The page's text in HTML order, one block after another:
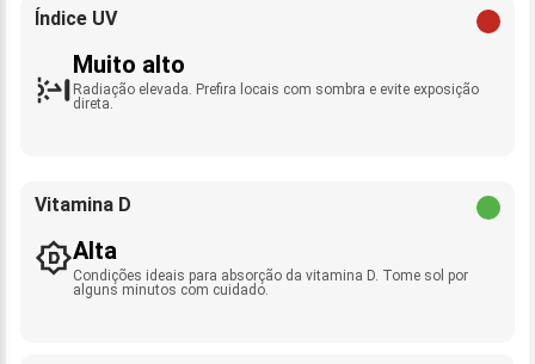
Índice UV
Muito alto
Radiação elevada. Prefira locais com sombra e evite exposição
direta.
Vitamina D
Alta
Condições ideais para absorção da vitamina D. Tome sol por
alguns minutos com cuidado.